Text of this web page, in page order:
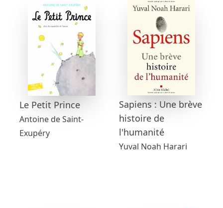
Le Petit Prince
Antoine de Saint-
Exupéry
Sapiens : Une brève
histoire de
l'humanité
Yuval Noah Harari